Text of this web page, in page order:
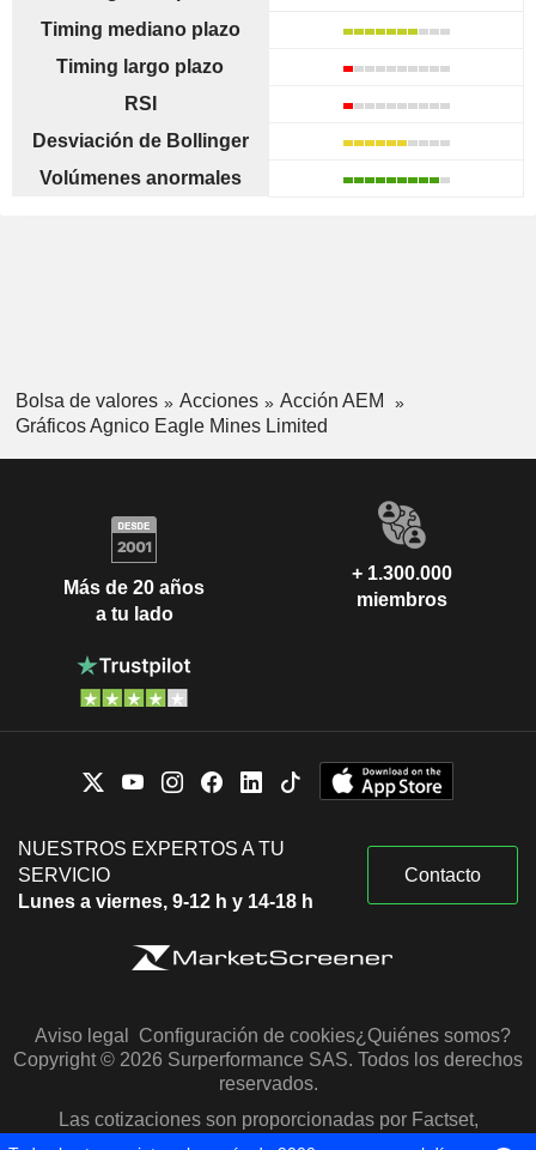
Timing mediano plazo
Timing largo plazo
RSI
Desviación de Bollinger
Volúmenes anormales
Bolsa de valores Acciones
Acción AEM
Gráficos Agnico Eagle Mines Limited
Más de 20 años
a tu lado
+ 1.300.000
miembros
NUESTROS EXPERTOS A TU
SERVICIO
Lunes a viernes, 9-12 h y 14-18 h
Contacto
Aviso legal Configuración de cookies¿Quiénes somos?
Copyright © 2026 Surperformance SAS. Todos los derechos
reservados.
Las cotizaciones son proporcionadas por Factset,
Morningstar y S&P Capital IQ